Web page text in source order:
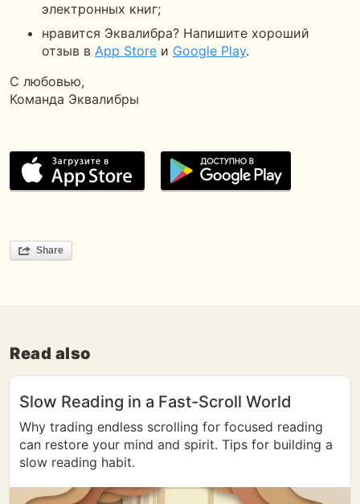
электронных книг;
нравится Эквалибра? Напишите хороший
отзыв в App Store и Google Play.
С любовью,
Команда Эквалибры
Share
Read also
Slow Reading in a Fast-Scroll World
Why trading endless scrolling for focused reading
can restore your mind and spirit. Tips for building a
slow reading habit.